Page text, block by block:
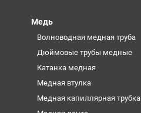
Медь
Волноводная медная труба
Дюймовые трубы медные
Катанка медная
Медная втулка
Медная капиллярная трубка